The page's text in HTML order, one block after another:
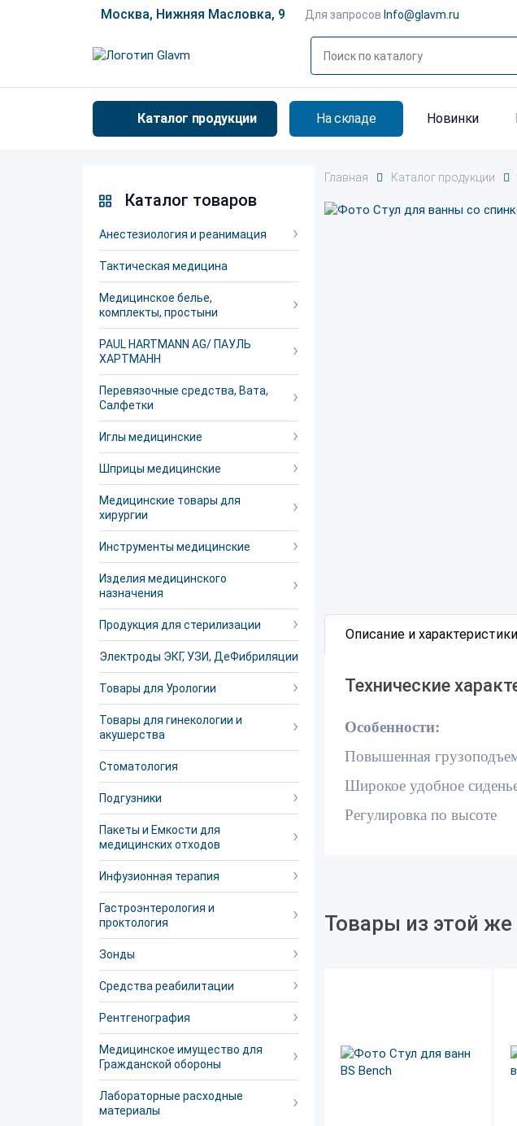
Москва, Нижняя Масловка, 9 Для запросов Info@glavm.ru
Каталог продукции На складе Новинки
Каталог товаров
Анестезиология и реанимация
Тактическая медицина
Медицинское белье,
комплекты, простыни
PAUL HARTMANN AG/ ПАУЛЬ
ХАРТМАНН
Перевязочные средства, Вата,
Салфетки
Иглы медицинские
Шприцы медицинские
Медицинские товары для
хирургии
Инструменты медицинские
Изделия медицинского
назначения
Продукция для стерилизации
Электроды ЭКГ, УЗИ, ДеФибриляции
Товары для Урологии
Товары для гинекологии и
акушерства
Стоматология
Подгузники
Пакеты и Емкости для
медицинских отходов
Инфузионная терапия
Гастроэнтерология и
проктология
Зонды
Средства реабилитации
Рентгенография
Медицинское имущество для
Гражданской обороны
Лабораторные расходные
материалы
Главная Каталог продукции
Описание и характеристики
Технические
Особенности:
Повышенная
Широкое удобное
Регулировка по высоте
Товары из этой же